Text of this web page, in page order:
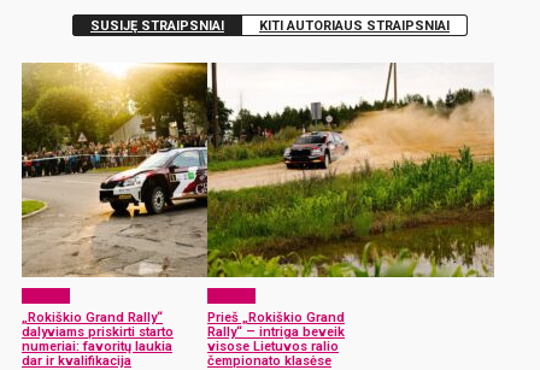
SUSIJĘ STRAIPSNIAI KITI AUTORIAUS STRAIPSNIAI
„Rokiškio Grand Rally“
dalyviams priskirti starto
numeriai: favoritų laukia
dar ir kvalifikacija
Prieš „Rokiškio Grand
Rally“ – intriga beveik
visose Lietuvos ralio
čempionato klasėse